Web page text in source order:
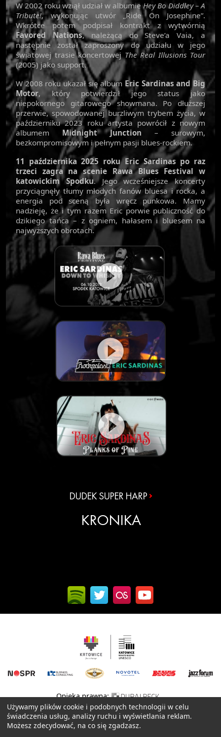
W 2002 roku wziął udział w albumieHey Bo Diddley – A
Tribute!, wykonując utwór „Ride On Josephine”.
Wkrótce potem podpisał kontrakt z wytwórnią
Favored Nations, należącą do Steve’a Vaia, a
następnie został zaproszony do udziału w jego
światowej trasie koncertowej The Real Illusions Tour
(2005) jako support.
W 2008 roku ukazał się album Eric Sardinas and Big
Motor, który potwierdził jego status jako
niepokornego gitarowego showmana. Po dłuższej
przerwie, spowodowanej burzliwym trybem życia, w
październiku 2023 roku artysta powrócił z nowym
albumem Midnight Junction – surowym,
bezkompromisowym i pełnym pasji blues-rockiem.
11 października 2025 roku Eric Sardinas po raz
trzeci zagra na scenie Rawa Blues Festival w
katowickim Spodku. Jego wcześniejsze koncerty
przyciągnęły tłumy młodych fanów bluesa i rocka, a
energia pod sceną była wręcz punkowa. Mamy
nadzieję, że i tym razem Eric porwie publiczność do
dzikiego tańca – z ogniem, hałasem i bluesem na
najwyższych obrotach.
DUDEK SUPER HARP
KRONIKA
Opieka prawna:
Serwis tworzony z pasją przez:XREM .NET
Używamy plików cookie i podobnych technologii w celu
świadczenia usług, analizy ruchu i wyświetlania reklam.
Możesz zdecydować, na co się zgadzasz.